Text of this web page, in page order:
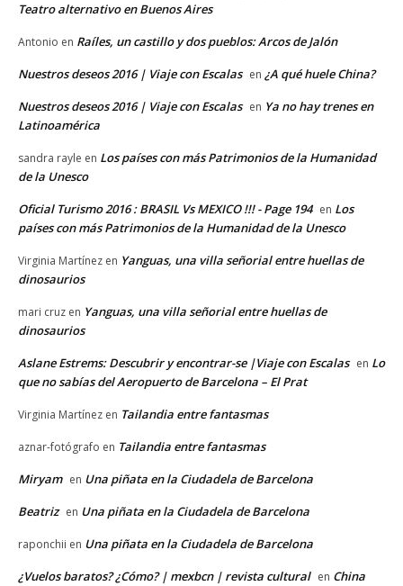
Teatro alternativo en Buenos Aires
Antonio en Raíles, un castillo y dos pueblos: Arcos de Jalón
Nuestros deseos 2016 | Viaje con Escalas en ¿A qué huele China?
Nuestros deseos 2016 | Viaje con Escalas en Ya no hay trenes en
Latinoamérica
sandra rayle en Los países con más Patrimonios de la Humanidad
de la Unesco
Oficial Turismo 2016 : BRASIL Vs MEXICO !!! - Page 194 en Los
países con más Patrimonios de la Humanidad de la Unesco
Virginia Martínez en Yanguas, una villa señorial entre huellas de
dinosaurios
mari cruz en Yanguas, una villa señorial entre huellas de
dinosaurios
Aslane Estrems: Descubrir y encontrar-se |Viaje con Escalas en Lo
que no sabías del Aeropuerto de Barcelona – El Prat
Virginia Martínez en Tailandia entre fantasmas
aznar-fotógrafo en Tailandia entre fantasmas
Miryam en Una piñata en la Ciudadela de Barcelona
Beatriz en Una piñata en la Ciudadela de Barcelona
raponchii en Una piñata en la Ciudadela de Barcelona
¿Vuelos baratos? ¿Cómo? | mexbcn | revista cultural en China